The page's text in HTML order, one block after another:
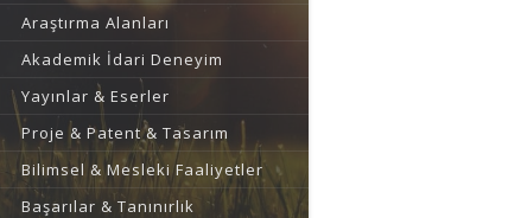
Araştırma Alanları
Akademik İdari Deneyim
Yayınlar & Eserler
Proje & Patent & Tasarım
Bilimsel & Mesleki Faaliyetler
Başarılar & Tanınırlık